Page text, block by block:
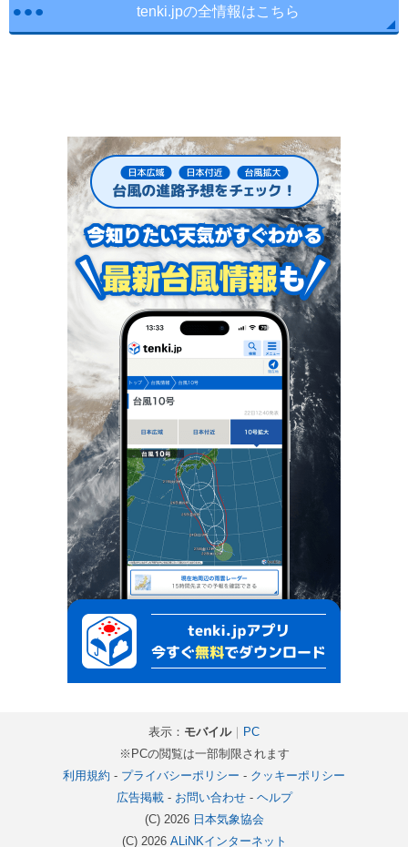
tenki.jpの全情報はこちら
表示： モバイル｜ PC
※PCの閲覧は一部制限されます
利用規約 - プライバシーポリシー - クッキーポリシー
広告掲載- お問い合わせ- ヘルプ
(C) 2026 日本気象協会
(C) 2026 ALiNKインターネット